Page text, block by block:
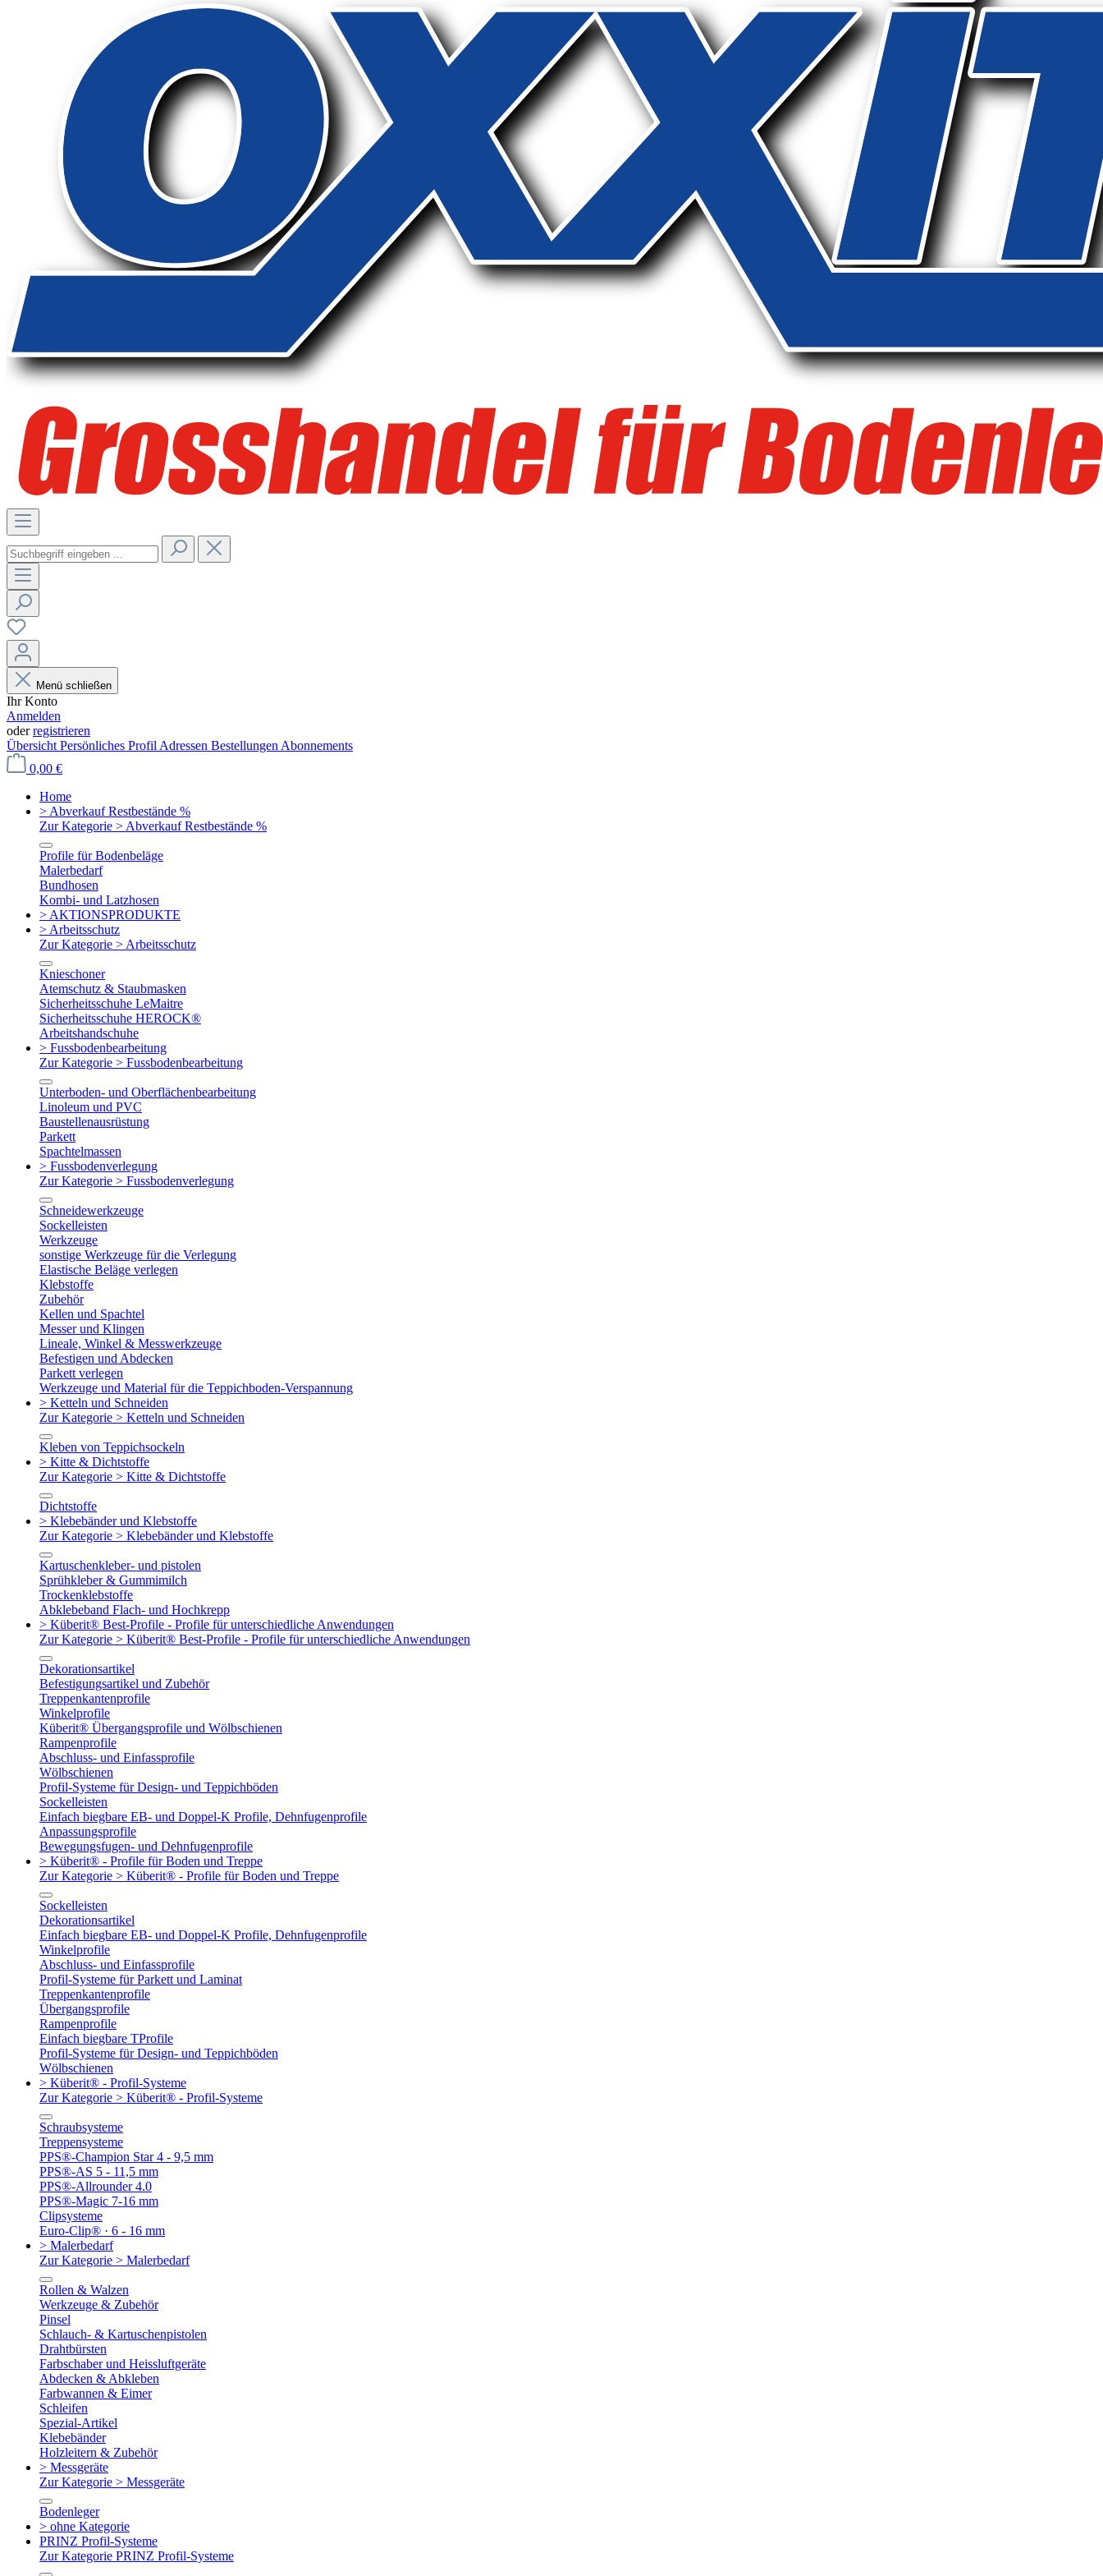
Menü schließen
Ihr Konto
Anmelden
oderregistrieren
Übersicht Persönliches Profil Adressen Bestellungen Abonnements
0,00 €
Home
> Abverkauf Restbestände %
Zur Kategorie > Abverkauf Restbestände %
Profile für Bodenbeläge
Malerbedarf
Bundhosen
Kombi- und Latzhosen
> AKTIONSPRODUKTE
> Arbeitsschutz
Zur Kategorie > Arbeitsschutz
Knieschoner
Atemschutz & Staubmasken
Sicherheitsschuhe LeMaitre
Sicherheitsschuhe HEROCK®
Arbeitshandschuhe
> Fussbodenbearbeitung
Zur Kategorie > Fussbodenbearbeitung
Unterboden- und Oberflächenbearbeitung
Linoleum und PVC
Baustellenausrüstung
Parkett
Spachtelmassen
> Fussbodenverlegung
Zur Kategorie > Fussbodenverlegung
Schneidewerkzeuge
Sockelleisten
Werkzeuge
sonstige Werkzeuge für die Verlegung
Elastische Beläge verlegen
Klebstoffe
Zubehör
Kellen und Spachtel
Messer und Klingen
Lineale, Winkel & Messwerkzeuge
Befestigen und Abdecken
Parkett verlegen
Werkzeuge und Material für die Teppichboden-Verspannung
> Ketteln und Schneiden
Zur Kategorie > Ketteln und Schneiden
Kleben von Teppichsockeln
> Kitte & Dichtstoffe
Zur Kategorie > Kitte & Dichtstoffe
Dichtstoffe
> Klebebänder und Klebstoffe
Zur Kategorie > Klebebänder und Klebstoffe
Kartuschenkleber- und pistolen
Sprühkleber & Gummimilch
Trockenklebstoffe
Abklebeband Flach- und Hochkrepp
> Küberit® Best-Profile - Profile für unterschiedliche Anwendungen
Zur Kategorie > Küberit® Best-Profile - Profile für unterschiedliche Anwendungen
Dekorationsartikel
Befestigungsartikel und Zubehör
Treppenkantenprofile
Winkelprofile
Küberit® Übergangsprofile und Wölbschienen
Rampenprofile
Abschluss- und Einfassprofile
Wölbschienen
Profil-Systeme für Design- und Teppichböden
Sockelleisten
Einfach biegbare EB- und Doppel-K Profile, Dehnfugenprofile
Anpassungsprofile
Bewegungsfugen- und Dehnfugenprofile
> Küberit® - Profile für Boden und Treppe
Zur Kategorie > Küberit® - Profile für Boden und Treppe
Sockelleisten
Dekorationsartikel
Einfach biegbare EB- und Doppel-K Profile, Dehnfugenprofile
Winkelprofile
Abschluss- und Einfassprofile
Profil-Systeme für Parkett und Laminat
Treppenkantenprofile
Übergangsprofile
Rampenprofile
Einfach biegbare TProfile
Profil-Systeme für Design- und Teppichböden
Wölbschienen
> Küberit® - Profil-Systeme
Zur Kategorie > Küberit® - Profil-Systeme
Schraubsysteme
Treppensysteme
PPS®-Champion Star 4 - 9,5 mm
PPS®-AS 5 - 11,5 mm
PPS®-Allrounder 4.0
PPS®-Magic 7-16 mm
Clipsysteme
Euro-Clip® · 6 - 16 mm
> Malerbedarf
Zur Kategorie > Malerbedarf
Rollen & Walzen
Werkzeuge & Zubehör
Pinsel
Schlauch- & Kartuschenpistolen
Drahtbürsten
Farbschaber und Heissluftgeräte
Abdecken & Abkleben
Farbwannen & Eimer
Schleifen
Spezial-Artikel
Klebebänder
Holzleitern & Zubehör
> Messgeräte
Zur Kategorie > Messgeräte
Bodenleger
> ohne Kategorie
PRINZ Profil-Systeme
Zur Kategorie PRINZ Profil-Systeme